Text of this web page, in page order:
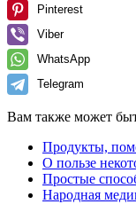
Pinterest
Viber
WhatsApp
Telegram
Вам также может
Продукты,
О пользе
Простые
Народная